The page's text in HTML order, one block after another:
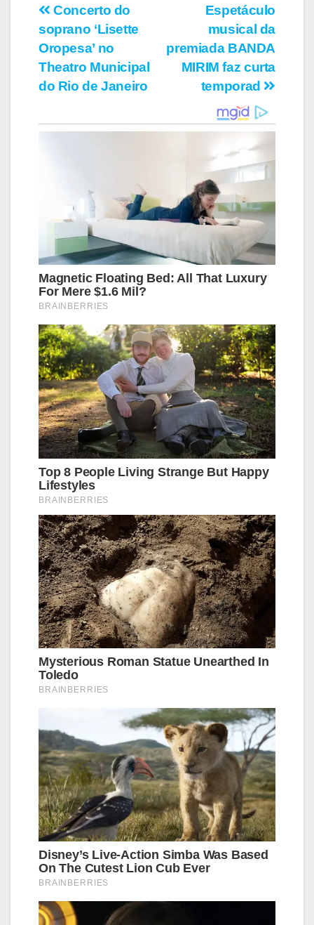
Navegação
de
Post
Espetáculo
musical da
premiada BANDA
MIRIM faz curta
temporad
Concerto do
soprano ‘Lisette
Oropesa’ no
Theatro Municipal
do Rio de Janeiro